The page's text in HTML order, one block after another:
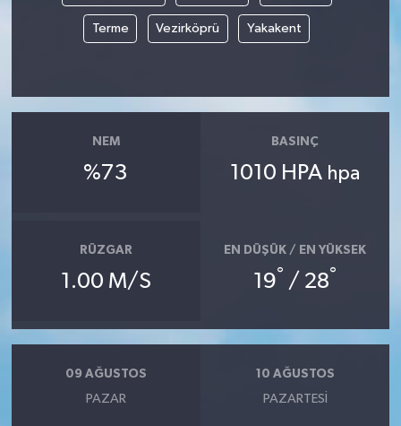
Terme Vezirköprü Yakakent
NEM
%73
BASINÇ
1010 HPA hpa
RÜZGAR
1.00 M/S
EN DÜŞÜK / EN YÜKSEK
19° / 28°
09 AĞUSTOS
PAZAR
10 AĞUSTOS
PAZARTESI
DÜNYA